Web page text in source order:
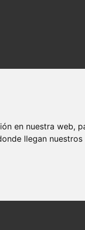
en nuestra web,
llegan